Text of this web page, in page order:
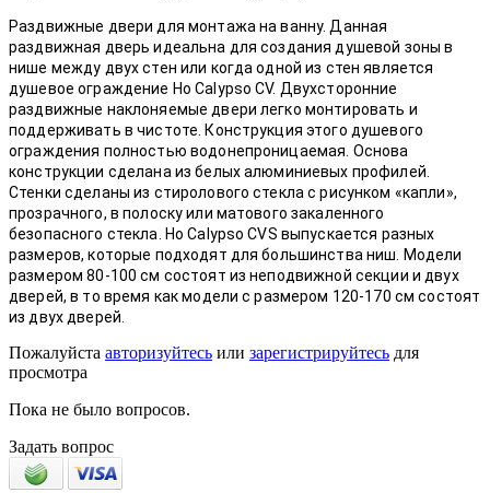
Раздвижные двери для монтажа на ванну. Данная
раздвижная дверь идеальна для создания душевой зоны в
нише между двух стен или когда одной из стен является
душевое ограждение Но Calypso CV. Двухсторонние
раздвижные наклоняемые двери легко монтировать и
поддерживать в чистоте. Конструкция этого душевого
ограждения полностью водонепроницаемая. Основа
конструкции сделана из белых алюминиевых профилей.
Стенки сделаны из стиролового стекла с рисунком «капли»,
прозрачного, в полоску или матового закаленного
безопасного стекла. Но Calypso CVS выпускается разных
размеров, которые подходят для большинства ниш. Модели
размером 80-100 см состоят из неподвижной секции и двух
дверей, в то время как модели с размером 120-170 см состоят
из двух дверей.
Пожалуйста авторизуйтесь или зарегистрируйтесь для
просмотра
Пока не было вопросов.
Задать вопрос